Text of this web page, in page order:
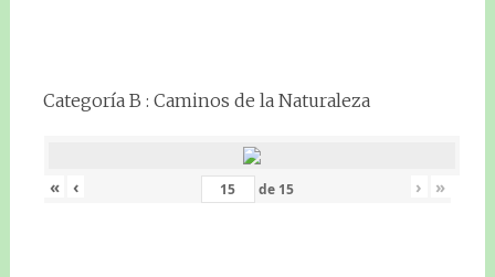
Categoría B : Caminos de la Naturaleza
« ‹ de 15 › »